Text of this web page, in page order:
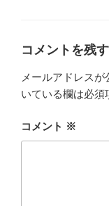
コメントを残す
メールアドレスが
いている欄は必須
コメント ※